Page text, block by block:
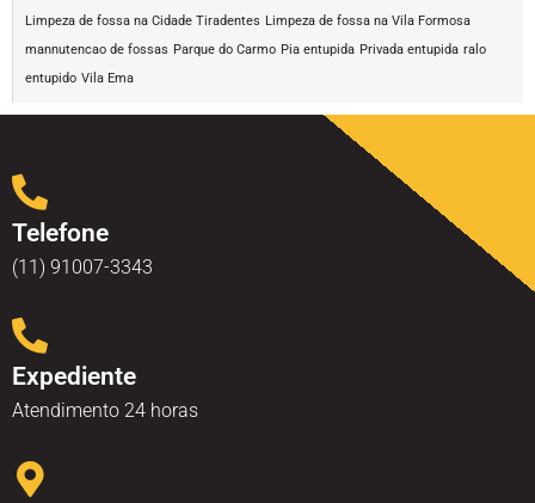
Limpeza de fossa na Cidade Tiradentes Limpeza de fossa na Vila Formosa
mannutencao de fossas Parque do Carmo Pia entupida Privada entupida ralo
entupido Vila Ema
Telefone
(11) 91007-3343
Expediente
Atendimento 24 horas